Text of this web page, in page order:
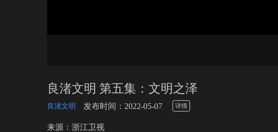
良渚文明 第五集：文明之泽
良渚文明 发布时间：2022-05-07 详情
来源：浙江卫视